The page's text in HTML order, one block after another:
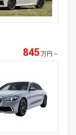
845 万円 ～